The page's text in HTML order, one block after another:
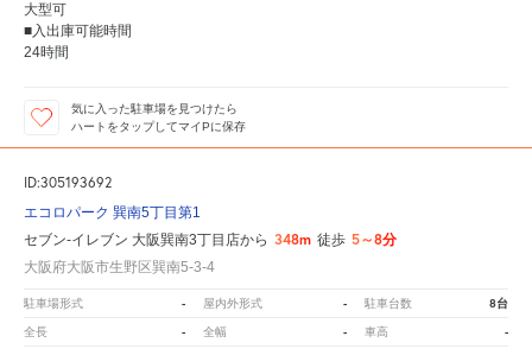
大型可
■入出庫可能時間
24時間
気に入った駐車場を見つけたら
ハートをタップしてマイPに保存
ID:305193692
エコロパーク 巽南5丁目第1
セブン-イレブン 大阪巽南3丁目店から 348m 徒歩 5～8分
大阪府大阪市生野区巽南5-3-4
駐車場形式 - 屋内外形式 - 駐車台数 8台
全長 - 全幅 - 車高 -